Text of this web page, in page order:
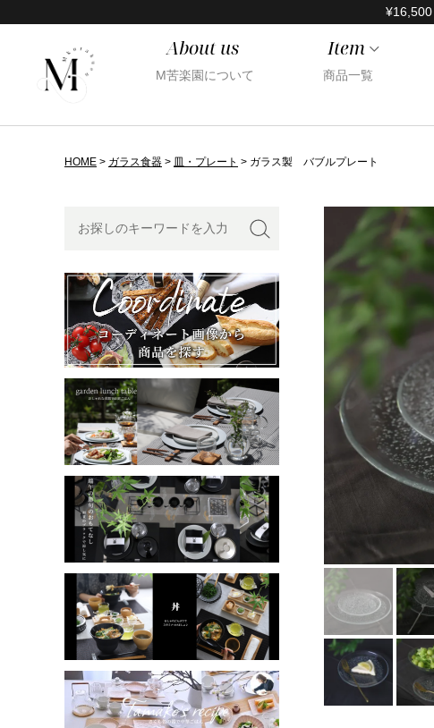
¥16,500
About us
M苦楽園について
Item
商品一覧
HOME ガラス食器 皿・プレート ガラス製 バブルプレート